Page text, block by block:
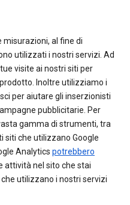
misurazioni, al fine di
utilizzati i nostri servizi. Ad
visite ai nostri siti per
Inoltre utilizziamo i
per aiutare gli inserzionisti
pubblicitarie. Per
gamma di strumenti, tra
siti che utilizzano Google
Analytics potrebbero
attività nel sito che stai
utilizzano i nostri servizi